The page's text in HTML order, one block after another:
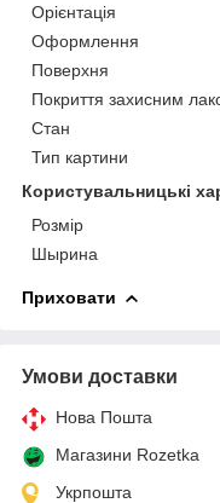
Орієнтація
Оформлення
Поверхня
Покриття захисним
Стан
Тип картини
Користувальницькі
Розмір
Шырина
Приховати
Умови доставки
Нова Пошта
Магазини Rozetka
Укрпошта